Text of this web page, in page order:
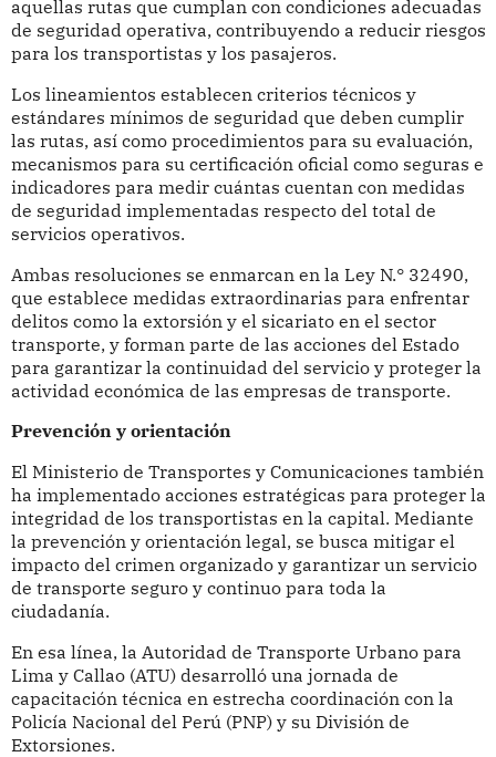
aquellas rutas que cumplan con condiciones adecuadas
de seguridad operativa, contribuyendo a reducir riesgos
para los transportistas y los pasajeros.
Los lineamientos establecen criterios técnicos y
estándares mínimos de seguridad que deben cumplir
las rutas, así como procedimientos para su evaluación,
mecanismos para su certificación oficial como seguras e
indicadores para medir cuántas cuentan con medidas
de seguridad implementadas respecto del total de
servicios operativos.
Ambas resoluciones se enmarcan en la Ley N.° 32490,
que establece medidas extraordinarias para enfrentar
delitos como la extorsión y el sicariato en el sector
transporte, y forman parte de las acciones del Estado
para garantizar la continuidad del servicio y proteger la
actividad económica de las empresas de transporte.
Prevención y orientación
El Ministerio de Transportes y Comunicaciones también
ha implementado acciones estratégicas para proteger la
integridad de los transportistas en la capital. Mediante
la prevención y orientación legal, se busca mitigar el
impacto del crimen organizado y garantizar un servicio
de transporte seguro y continuo para toda la
ciudadanía.
En esa línea, la Autoridad de Transporte Urbano para
Lima y Callao (ATU) desarrolló una jornada de
capacitación técnica en estrecha coordinación con la
Policía Nacional del Perú (PNP) y su División de
Extorsiones.